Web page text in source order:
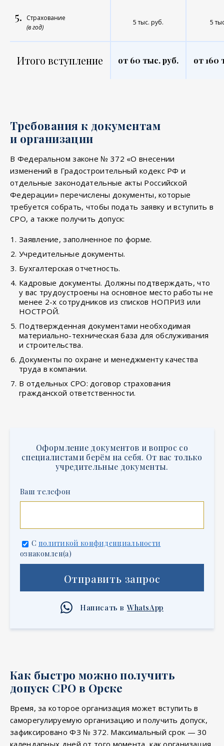
5.
Страхование
(в год)
5 тыс. руб. 5
Итого вступление от 60 тыс. руб. от 160
Требования к документам
и организации
В Федеральном законе № 372 «О внесении
изменений в Градостроительный кодекс РФ и
отдельные законодательные акты Российской
Федерации» перечислены документы, которые
требуется собрать, чтобы подать заявку и вступить в
СРО, а также получить допуск:
Заявление, заполненное по форме.
Учредительные документы.
Бухгалтерская отчетность.
Кадровые документы. Должны подтверждать, что
у вас трудоустроены на основное место работы не
менее 2-х сотрудников из списков НОПРИЗ или
НОСТРОЙ.
Подтвержденная документами необходимая
материально-техническая база для обслуживания
и строительства.
Документы по охране и менеджменту качества
труда в компании.
В отдельных СРО: договор страхования
гражданской ответственности.
Оформление документов и вопрос со
специалистами берём на себя. От вас только
учредительные документы.
Ваш телефон
С политикой конфиденциальности
ознакомлен(а)
Отправить запрос
Написать в WhatsApp
Как быстро можно получить
допуск СРО в Орске
Время, за которое организация может вступить в
саморегулируемую организацию и получить допуск,
зафиксировано ФЗ № 372. Максимальный срок — 30
календарных дней от того момента, как организация